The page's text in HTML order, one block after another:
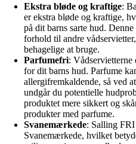
Ekstra bløde og kraftige:
er ekstra bløde og kraftige,
på dit barns sarte hud.
forhold til andre
behagelige at bruge.
Parfumefri:
for dit barns hud. Parfume
allergifremkaldende, så ved
undgår du potentielle
produktet mere sikkert og
produkter med parfume.
Svanemærkede: Salling
Svanemærkede, hvilket